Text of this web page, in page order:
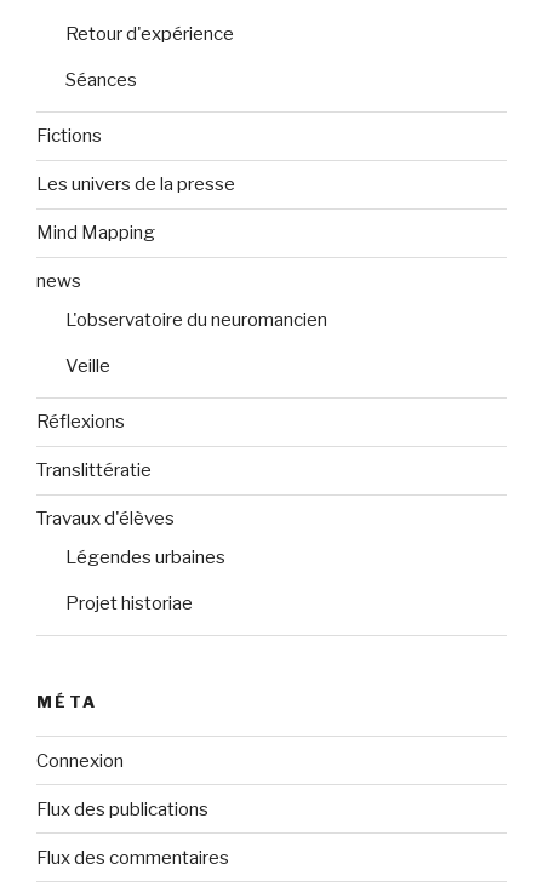
Retour d'expérience
Séances
Fictions
Les univers de la presse
Mind Mapping
news
L'observatoire du neuromancien
Veille
Réflexions
Translittératie
Travaux d'élèves
Légendes urbaines
Projet historiae
MÉTA
Connexion
Flux des publications
Flux des commentaires